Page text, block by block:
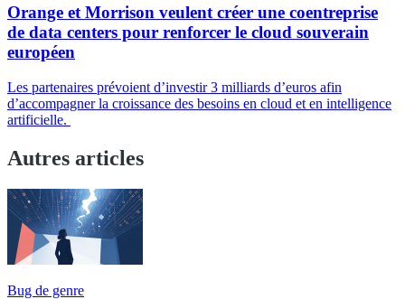
Orange et Morrison veulent créer une coentreprise
de data centers pour renforcer le cloud souverain
européen
Les partenaires prévoient d’investir 3 milliards d’euros afin
d’accompagner la croissance des besoins en cloud et en intelligence
artificielle.
Autres articles
Bug de genre